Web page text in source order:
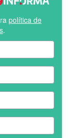
política de
.